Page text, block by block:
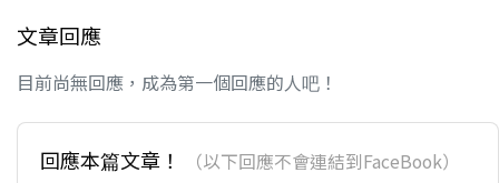
文章回應
目前尚無回應，成為第一個回應的人吧！
回應本篇文章！
（以下回應不會連結到FaceBook）